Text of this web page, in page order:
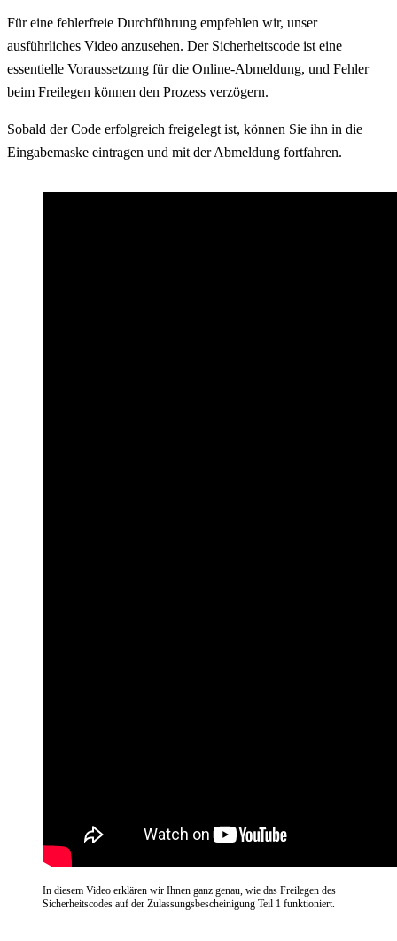
Für eine fehlerfreie Durchführung empfehlen wir, unser
ausführliches Video anzusehen. Der Sicherheitscode ist eine
essentielle Voraussetzung für die Online-Abmeldung, und Fehler
beim Freilegen können den Prozess verzögern.
Sobald der Code erfolgreich freigelegt ist, können Sie ihn in die
Eingabemaske eintragen und mit der Abmeldung fortfahren.
In diesem Video erklären wir Ihnen ganz genau, wie das Freilegen des
Sicherheitscodes auf der Zulassungsbescheinigung Teil 1 funktioniert.